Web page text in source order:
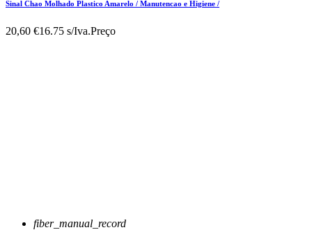
Sinal Chao Molhado Plastico Amarelo / Manutencao e Higiene /
20,60 €16.75 s/Iva.Preço
fiber_manual_record